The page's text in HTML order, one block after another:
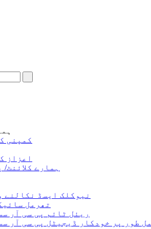
کمپنی
اعزاز
ہمارے کلائنٹ/
نیوکلک ایسڈ نکالنے
تھرمل
ریئل ٹائم پی سی آر
طور پر خودکار ڈیجیٹل پی سی آر